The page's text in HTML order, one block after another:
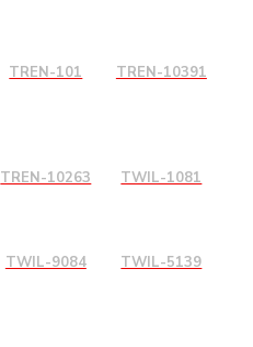
TREN-101 TREN-10391
TREN-10263 TWIL-1081
TWIL-9084 TWIL-5139